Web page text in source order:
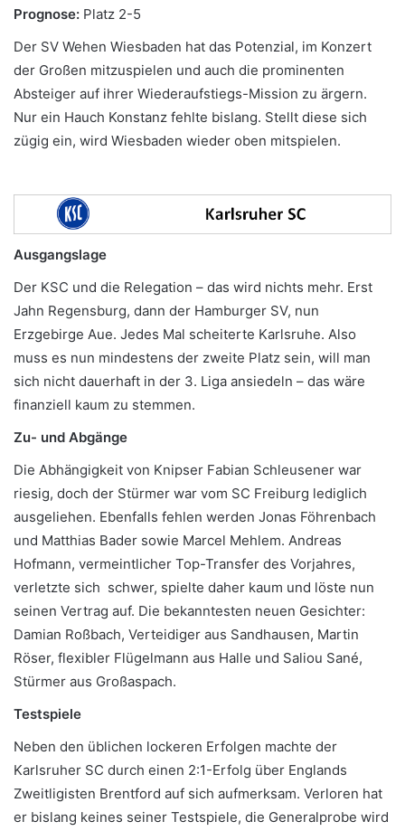
Prognose: Platz 2-5
Der SV Wehen Wiesbaden hat das Potenzial, im Konzert
der Großen mitzuspielen und auch die prominenten
Absteiger auf ihrer Wiederaufstiegs-Mission zu ärgern.
Nur ein Hauch Konstanz fehlte bislang. Stellt diese sich
zügig ein, wird Wiesbaden wieder oben mitspielen.
Ausgangslage
Der KSC und die Relegation – das wird nichts mehr. Erst
Jahn Regensburg, dann der Hamburger SV, nun
Erzgebirge Aue. Jedes Mal scheiterte Karlsruhe. Also
muss es nun mindestens der zweite Platz sein, will man
sich nicht dauerhaft in der 3. Liga ansiedeln – das wäre
finanziell kaum zu stemmen.
Zu- und Abgänge
Die Abhängigkeit von Knipser Fabian Schleusener war
riesig, doch der Stürmer war vom SC Freiburg lediglich
ausgeliehen. Ebenfalls fehlen werden Jonas Föhrenbach
und Matthias Bader sowie Marcel Mehlem. Andreas
Hofmann, vermeintlicher Top-Transfer des Vorjahres,
verletzte sich schwer, spielte daher kaum und löste nun
seinen Vertrag auf. Die bekanntesten neuen Gesichter:
Damian Roßbach, Verteidiger aus Sandhausen, Martin
Röser, flexibler Flügelmann aus Halle und Saliou Sané,
Stürmer aus Großaspach.
Testspiele
Neben den üblichen lockeren Erfolgen machte der
Karlsruher SC durch einen 2:1-Erfolg über Englands
Zweitligisten Brentford auf sich aufmerksam. Verloren hat
er bislang keines seiner Testspiele, die Generalprobe wird